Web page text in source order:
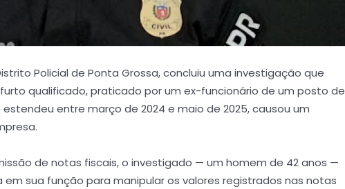
Policial de Ponta Grossa, concluiu uma investigação que
qualificado, praticado por um ex-funcionário de um posto de
entre março de 2024 e maio de 2025, causou um
de notas fiscais, o investigado — um homem de 42 anos —
sua função para manipular os valores registrados nas notas